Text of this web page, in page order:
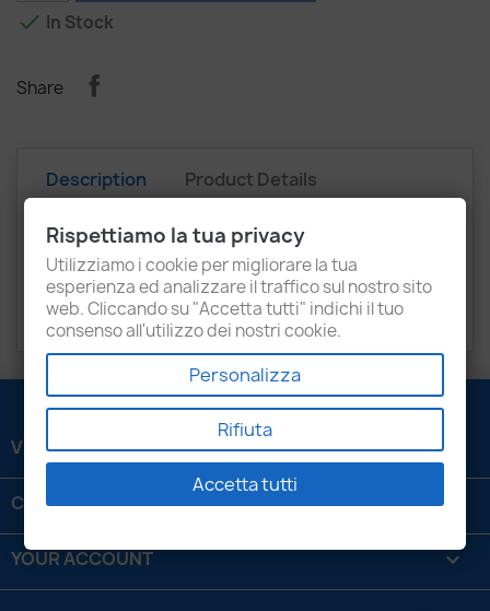
 In Stock
Share
Description
Product Details
AudiA4, A6, A8
VolkswagenPassat
VENEZIANI LUIGI SRL 
CONTATTACI 
YOUR ACCOUNT 
Rispettiamo la tua privacy
Utilizziamo i cookie per migliorare la tua
esperienza ed analizzare il traffico sul nostro sito
web. Cliccando su "Accetta tutti" indichi il tuo
consenso all'utilizzo dei nostri cookie.
Personalizza
Rifiuta
Accetta tutti